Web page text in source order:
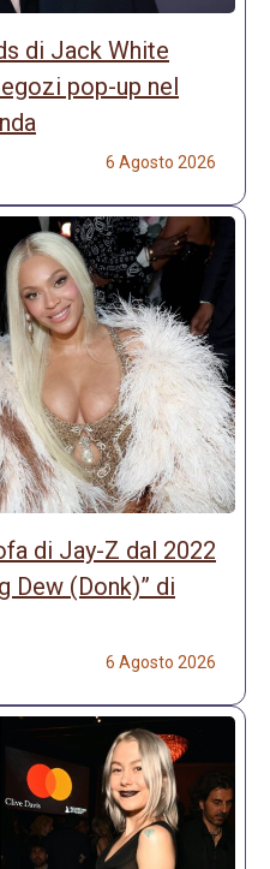
di Jack White
pop-up nel
6 Agosto 2026
di Jay-Z dal 2022
Dew (Donk)” di
6 Agosto 2026